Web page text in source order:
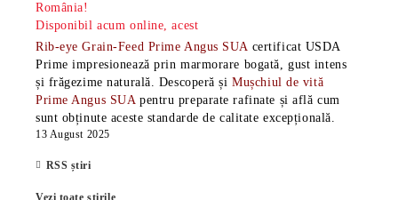
România!
Disponibil acum online, acest
Rib-eye Grain-Feed Prime Angus SUA certificat USDA
Prime impresionează prin marmorare bogată, gust intens
și frăgezime naturală. Descoperă șiMușchiul de vită
Prime Angus SUA pentru preparate rafinate și află cum
sunt obținute aceste standarde de calitate excepțională.
13 August 2025
RSS știri
Vezi toate știrile